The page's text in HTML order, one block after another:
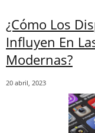
¿Cómo Los
Influyen En
Modernas?
20 abril, 2023